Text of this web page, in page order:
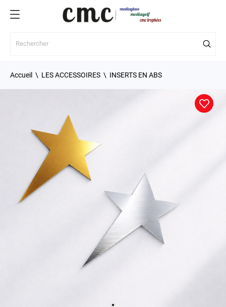
Accueil LES ACCESSOIRES INSERTS EN ABS